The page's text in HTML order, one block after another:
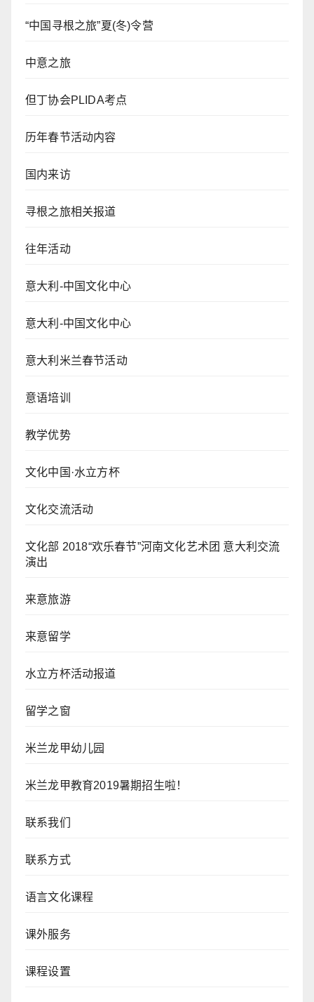
“中国寻根之旅”夏(冬)令营
中意之旅
但丁协会PLIDA考点
历年春节活动内容
国内来访
寻根之旅相关报道
往年活动
意大利-中国文化中心
意大利-中国文化中心
意大利米兰春节活动
意语培训
教学优势
文化中国·水立方杯
文化交流活动
文化部 2018“欢乐春节”河南文化艺术团 意大利交流
演出
来意旅游
来意留学
水立方杯活动报道
留学之窗
米兰龙甲幼儿园
米兰龙甲教育2019暑期招生啦！
联系我们
联系方式
语言文化课程
课外服务
课程设置